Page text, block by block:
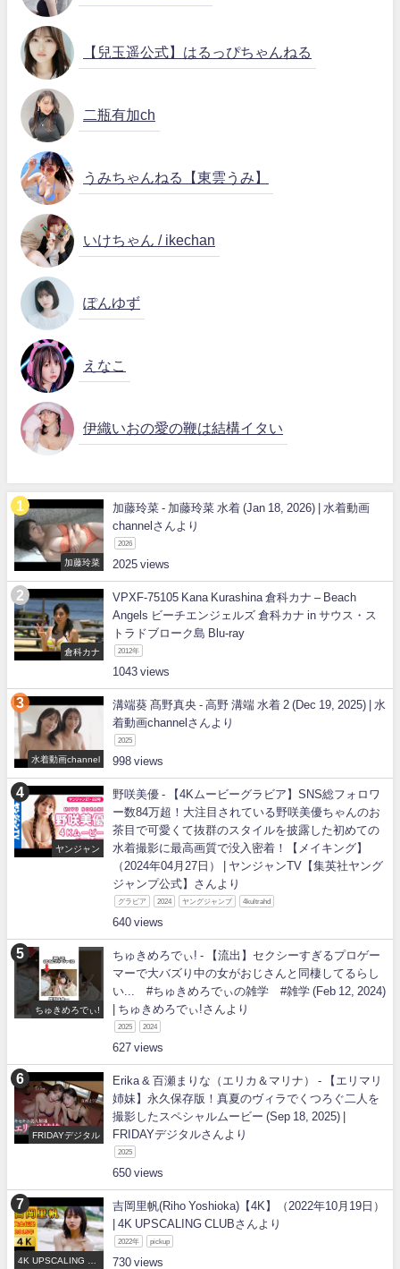
【兒玉遥公式】はるっぴちゃんねる
二瓶有加ch
うみちゃんねる【東雲うみ】
いけちゃん / ikechan
ぽんゆず
えなこ
伊織いおの愛の鞭は結構イタい
加藤玲菜
加藤玲菜 - 加藤玲菜 水着 (Jan 18, 2026) | 水着動画
channelさんより
2026
2025
倉科カナ
VPXF-75105 Kana Kurashina 倉科カナ – Beach
Angels ビーチエンジェルズ 倉科カナ in サウス・ス
トラドブローク島 Blu-ray
2012年
1043
水着動画channel
溝端葵 髙野真央 - 高野 溝端 水着 2 (Dec 19, 2025) | 水
着動画channelさんより
2025
998
ヤンジャン
野咲美優 - 【4Kムービーグラビア】SNS総フォロワ
ー数84万超！大注目されている野咲美優ちゃんのお
茶目で可愛くて抜群のスタイルを披露した初めての
水着撮影に最高画質で没入密着！【メイキング】
（2024年04月27日） | ヤンジャンTV【集英社ヤング
ジャンプ公式】さんより
グラビア 2024 ヤングジャンプ 4kultrahd
640
ちゅきめろでぃ!
ちゅきめろでぃ! - 【流出】セクシーすぎるプロゲー
マーで大バズり中の女がおじさんと同棲してるらし
い... #ちゅきめろでぃの雑学 #雑学 (Feb 12, 2024)
| ちゅきめろでぃ!さんより
2025 2024
627
FRIDAYデジタル
Erika & 百瀬まりな（エリカ＆マリナ） - 【エリマリ
姉妹】永久保存版！真夏のヴィラでくつろぐ二人を
撮影したスペシャルムービー (Sep 18, 2025) |
FRIDAYデジタルさんより
2025
650
4K UPSCALING CL
吉岡里帆(Riho Yoshioka)【4K】（2022年10月19日）
| 4K UPSCALING CLUBさんより
2022年 pickup
730